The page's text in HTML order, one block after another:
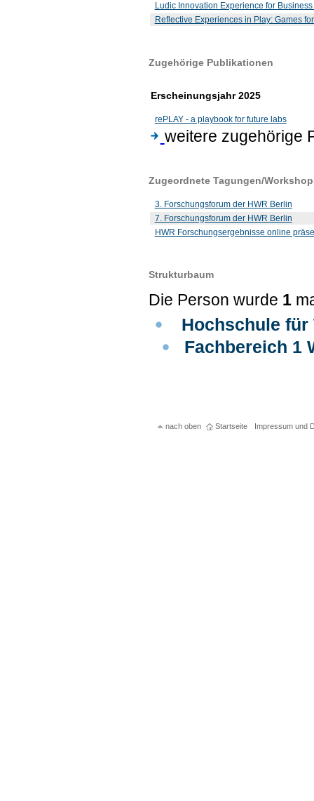
Ludic Innovation Experience for
Reflective Experiences in Play: Games
Zugehörige Publikationen
Erscheinungsjahr 2025
rePLAY - a playbook for future labs
weitere zugehörige
Zugeordnete Tagungen/
3. Forschungsforum der HWR Berlin
7. Forschungsforum der HWR Berlin
HWR Forschungsergebnisse online
Strukturbaum
Die Person wurde 1
Hochschule
Fachbereich 1
nach oben Startseite Impressum und